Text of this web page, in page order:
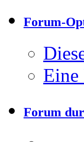
Forum-
Eine
Forum